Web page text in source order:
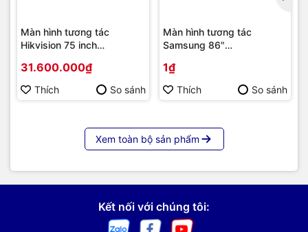
Màn hình tương tác
Hikvision 75 inch
D5B75RB/EL
31.600.000₫
Thích So sánh
Màn hình tương tác
Samsung 86"
1₫
Thích So sánh
Xem toàn bộ sản phẩm
Kết nối với chúng tôi: